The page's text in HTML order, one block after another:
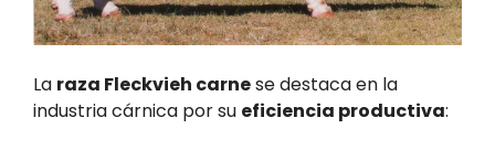
La raza Fleckvieh carnese destaca en la
industria cárnica por su eficiencia productiva: